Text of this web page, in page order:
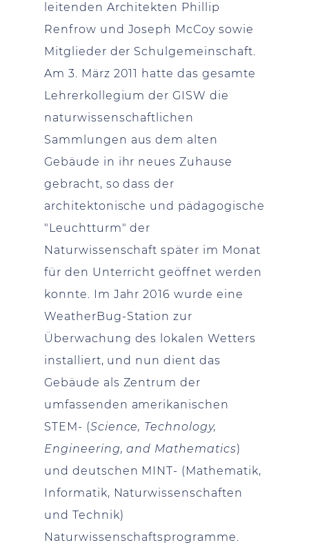
leitenden Architekten Phillip
Renfrow und Joseph McCoy sowie
Mitglieder der Schulgemeinschaft.
Am 3. März 2011 hatte das gesamte
Lehrerkollegium der GISW die
naturwissenschaftlichen
Sammlungen aus dem alten
Gebäude in ihr neues Zuhause
gebracht, so dass der
architektonische und pädagogische
"Leuchtturm" der
Naturwissenschaft später im Monat
für den Unterricht geöffnet werden
konnte. Im Jahr 2016 wurde eine
WeatherBug-Station zur
Überwachung des lokalen Wetters
installiert, und nun dient das
Gebäude als Zentrum der
umfassenden amerikanischen
STEM- (Science, Technology,
Engineering, and Mathematics)
und deutschen MINT- (Mathematik,
Informatik, Naturwissenschaften
und Technik)
Naturwissenschaftsprogramme.